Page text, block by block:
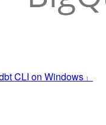
CLI on Windows」